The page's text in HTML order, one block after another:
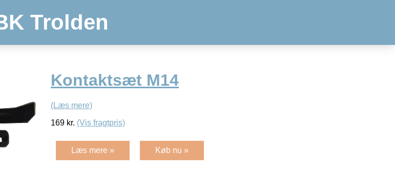
Trolden
Kontaktsæt M14
(Læs mere)
169 kr. (Vis fragtpris)
Læs mere » Køb nu »